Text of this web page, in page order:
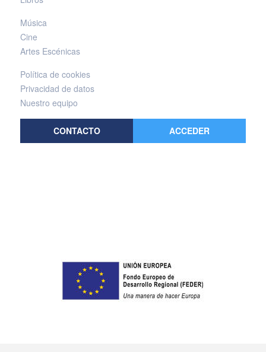
Música
Cine
Artes Escénicas
Política de cookies
Privacidad de datos
Nuestro equipo
CONTACTO ACCEDER